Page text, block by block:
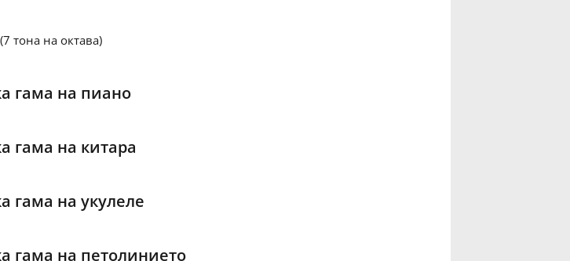
тона на октава)
гама на пиано
гама на китара
гама на укулеле
гама на петолинието